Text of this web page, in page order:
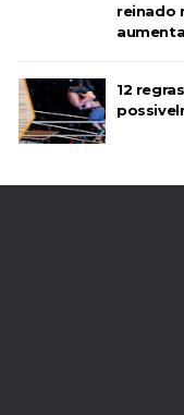
reinado
12